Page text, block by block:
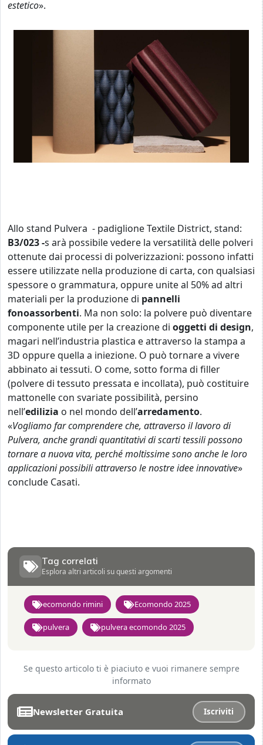
estetico».
Allo stand Pulvera - padiglione Textile District, stand:
B3/023 -s arà possibile vedere la versatilità delle polveri
ottenute dai processi di polverizzazioni: possono infatti
essere utilizzate nella produzione di carta, con qualsiasi
spessore o grammatura, oppure unite al 50% ad altri
materiali per la produzione di pannelli
fonoassorbenti. Ma non solo: la polvere può diventare
componente utile per la creazione di oggetti di design,
magari nell’industria plastica e attraverso la stampa a
3D oppure quella a iniezione. O può tornare a vivere
abbinato ai tessuti. O come, sotto forma di filler
(polvere di tessuto pressata e incollata), può costituire
mattonelle con svariate possibilità, persino
nell’edilizia o nel mondo dell’arredamento.
«Vogliamo far comprendere che, attraverso il lavoro di
Pulvera, anche grandi quantitativi di scarti tessili possono
tornare a nuova vita, perché moltissime sono anche le loro
applicazioni possibili attraverso le nostre idee innovative»
conclude Casati.
Tag correlati
Esplora altri articoli su questi argomenti
ecomondo rimini Ecomondo 2025
pulvera pulvera ecomondo 2025
Se questo articolo ti è piaciuto e vuoi rimanere sempre
informato
Newsletter Gratuita Iscriviti